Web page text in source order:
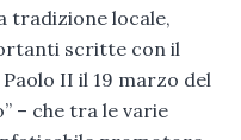
tradizione locale,
scritte con il
II il 19 marzo del
– che tra le varie